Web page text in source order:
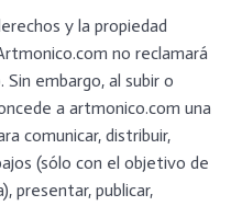
y la propiedad
no reclamará
embargo, al subir o
a artmonico.com una
comunicar, distribuir,
(sólo con el objetivo de
presentar, publicar,